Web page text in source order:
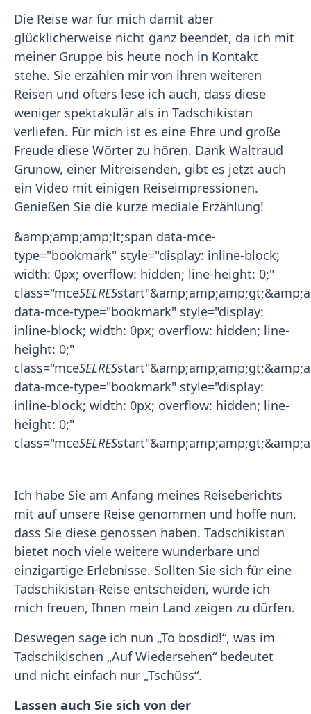
Die Reise war für mich damit aber
glücklicherweise nicht ganz beendet, da ich mit
meiner Gruppe bis heute noch in Kontakt
stehe. Sie erzählen mir von ihren weiteren
Reisen und öfters lese ich auch, dass diese
weniger spektakulär als in Tadschikistan
verliefen. Für mich ist es eine Ehre und große
Freude diese Wörter zu hören. Dank Waltraud
Grunow, einer Mitreisenden, gibt es jetzt auch
ein Video mit einigen Reiseimpressionen.
Genießen Sie die kurze mediale Erzählung!
&amp;amp;amp;lt;span data-mce-
type="bookmark" style="display: inline-block;
width: 0px; overflow: hidden; line-height: 0;"
class="mceSELRESstart"&amp;amp;amp;gt;
data-mce-type="bookmark" style="display:
inline-block; width: 0px; overflow: hidden; line-
height: 0;"
class="mceSELRESstart"&amp;amp;amp;gt;
data-mce-type="bookmark" style="display:
inline-block; width: 0px; overflow: hidden; line-
height: 0;"
class="mceSELRESstart"&amp;amp;amp;gt;
Ich habe Sie am Anfang meines Reiseberichts
mit auf unsere Reise genommen und hoffe nun,
dass Sie diese genossen haben. Tadschikistan
bietet noch viele weitere wunderbare und
einzigartige Erlebnisse. Sollten Sie sich für eine
Tadschikistan-Reise entscheiden, würde ich
mich freuen, Ihnen mein Land zeigen zu dürfen.
Deswegen sage ich nun „To bosdid!“, was im
Tadschikischen „Auf Wiedersehen“ bedeutet
und nicht einfach nur „Tschüss“.
Lassen auch Sie sich von der